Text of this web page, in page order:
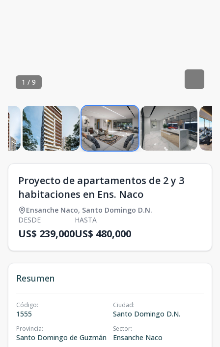
1 / 9
Proyecto de apartamentos de 2 y 3
habitaciones en Ens. Naco
Ensanche Naco, Santo Domingo D.N.
DESDE
US$ 239,000
HASTA
US$ 480,000
Resumen
Código:
1555
Ciudad:
Santo Domingo D.N.
Provincia:
Santo Domingo de Guzmán
Sector:
Ensanche Naco